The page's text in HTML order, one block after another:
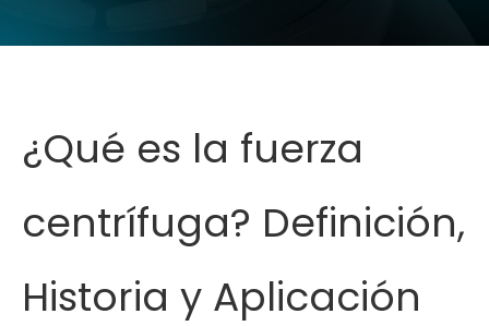
¿Qué es la fuerza
centrífuga? Definición,
Historia y Aplicación